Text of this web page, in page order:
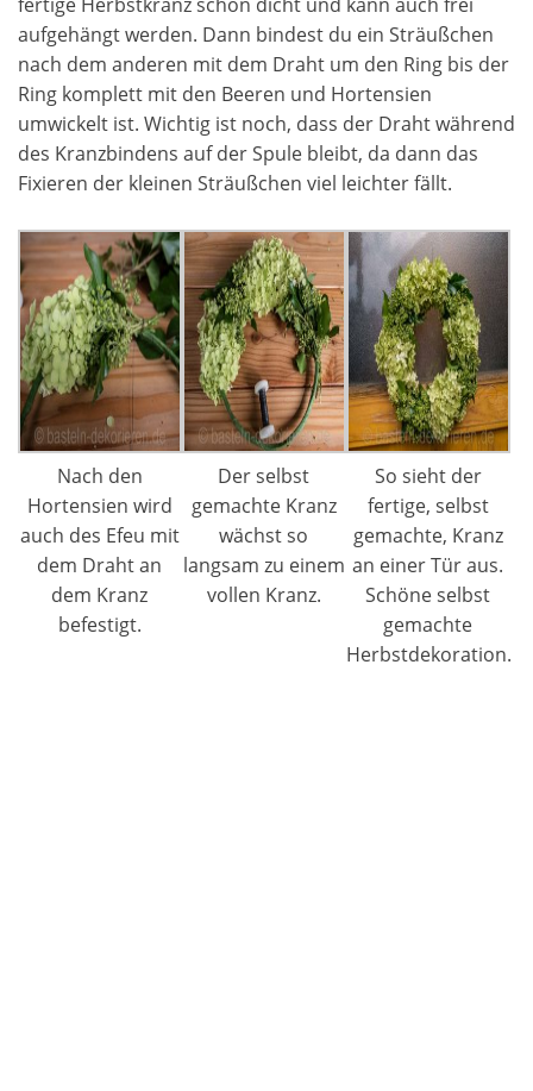
aufgehängt werden. Dann bindest du ein Sträußchen
nach dem anderen mit dem Draht um den Ring bis der
Ring komplett mit den Beeren und Hortensien
umwickelt ist. Wichtig ist noch, dass der Draht während
des Kranzbindens auf der Spule bleibt, da dann das
Fixieren der kleinen Sträußchen viel leichter fällt.
Nach den
Hortensien wird
auch des Efeu mit
dem Draht an
dem Kranz
befestigt.
Der selbst
gemachte Kranz
wächst so
langsam zu einem
vollen Kranz.
So sieht der
fertige, selbst
gemachte, Kranz
an einer Tür aus.
Schöne selbst
gemachte
Herbstdekoration.